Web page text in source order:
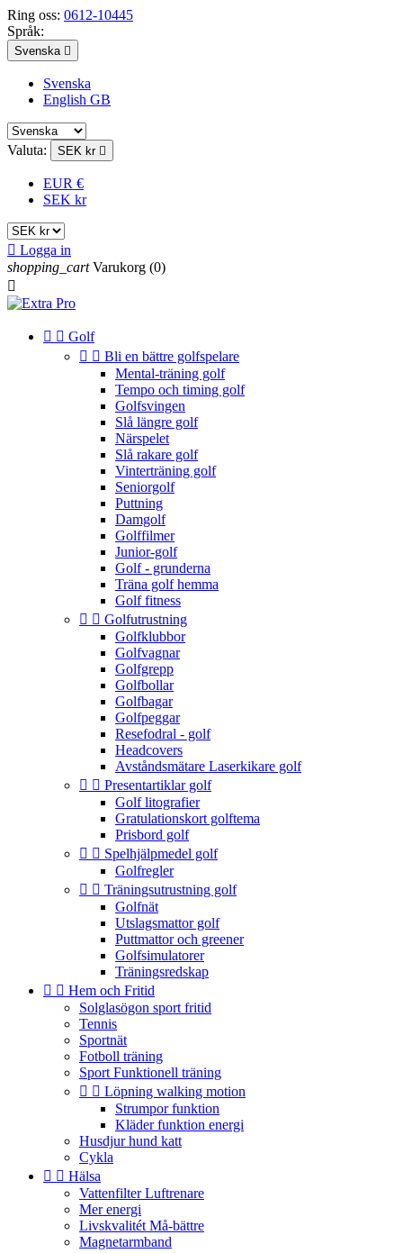
Ring oss: 0612-10445
Språk:
Svenska 
Svenska
English GB
Valuta: SEK kr 
EUR €
SEK kr
 Logga in
shopping_cart Varukorg (0)

  Golf
  Bli en bättre golfspelare
Mental-träning golf
Tempo och timing golf
Golfsvingen
Slå längre golf
Närspelet
Slå rakare golf
Vinterträning golf
Seniorgolf
Puttning
Damgolf
Golffilmer
Junior-golf
Golf - grunderna
Träna golf hemma
Golf fitness
  Golfutrustning
Golfklubbor
Golfvagnar
Golfgrepp
Golfbollar
Golfbagar
Golfpeggar
Resefodral - golf
Headcovers
Avståndsmätare Laserkikare golf
  Presentartiklar golf
Golf litografier
Gratulationskort golftema
Prisbord golf
  Spelhjälpmedel golf
Golfregler
  Träningsutrustning golf
Golfnät
Utslagsmattor golf
Puttmattor och greener
Golfsimulatorer
Träningsredskap
  Hem och Fritid
Solglasögon sport fritid
Tennis
Sportnät
Fotboll träning
Sport Funktionell träning
  Löpning walking motion
Strumpor funktion
Kläder funktion energi
Husdjur hund katt
Cykla
  Hälsa
Vattenfilter Luftrenare
Mer energi
Livskvalitét Må-bättre
Magnetarmband